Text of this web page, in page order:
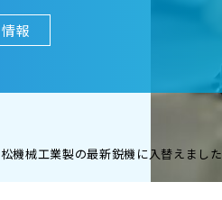
報
機械工業製の最新鋭機に入替えました